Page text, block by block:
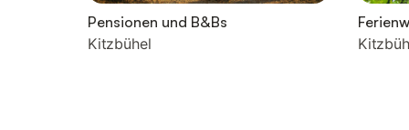
Pensionen und B&Bs
Kitzbühel